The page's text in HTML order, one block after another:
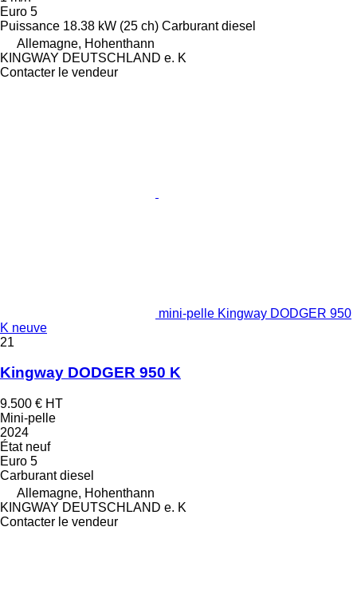
Euro 5
Puissance 18.38 kW (25 ch) Carburant diesel
Allemagne, Hohenthann
KINGWAY DEUTSCHLAND e. K
Contacter le vendeur
mini-pelle Kingway DODGER 950
K neuve
21
Kingway DODGER 950 K
9.500 € HT
Mini-pelle
2024
Étatneuf
Euro 5
Carburant diesel
Allemagne, Hohenthann
KINGWAY DEUTSCHLAND e. K
Contacter le vendeur